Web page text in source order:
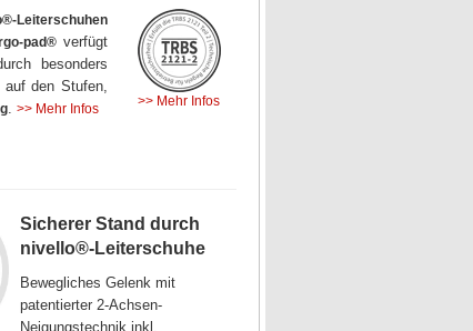
>> Mehr Infos
Leiterschuhen
pad® verfügt
besonders
den Stufen,
. >> Mehr Infos
Sicherer Stand durch
nivello®-Leiterschuhe
Bewegliches Gelenk mit
patentierter 2-Achsen-
Neigungstechnik inkl.